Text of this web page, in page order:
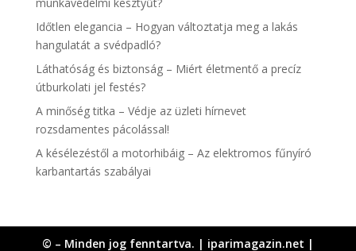
Időtlen elegancia – Hogyan változtatja meg a lakás
hangulatát a svédpadló?
Láthatóság és biztonság – Miért életmentő a precíz
útburkolati jel festés?
A minőség titka – Védje az üzleti hírnevet
rozsdamentes pácolással!
A késélezéstől a motorhibáig – Az elektromos fűnyíró
karbantartás szabályai
© – Minden jog fenntartva. | iparimagazin.net |